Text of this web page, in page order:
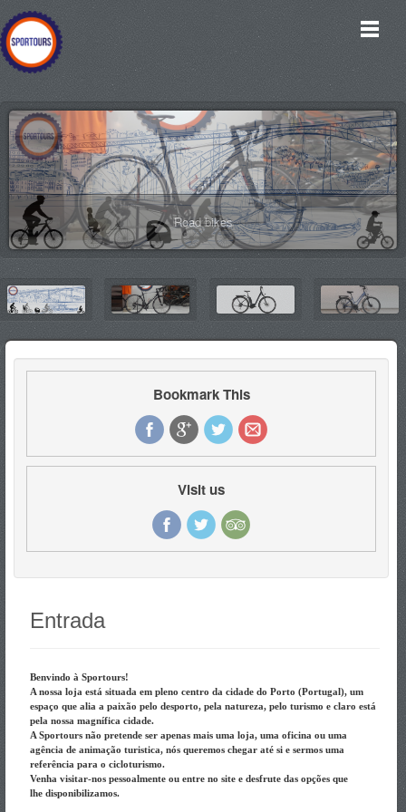
Bike rentals
Road bikes
Bookmark This
Visit us
Entrada
Benvindo à Sportours!
A nossa loja está situada em pleno centro da cidade do Porto (Portugal), um
espaço que alia a paixão pelo desporto, pela natureza, pelo turismo e claro está
pela nossa magnífica cidade.
A Sportours não pretende ser apenas mais uma loja, uma oficina ou uma
agência de animação turistica, nós queremos chegar até si e sermos uma
referência para o cicloturismo.
Venha visitar-nos pessoalmente ou entre no site e desfrute das opções que
lhe disponibilizamos.